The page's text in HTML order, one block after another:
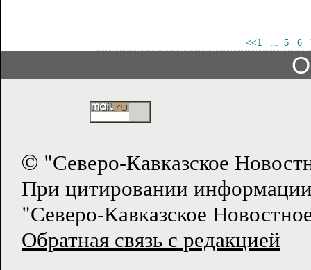
<<1 ... 5 6
О
© "Северо-Кавказское
При цитировании
"Северо-Кавказское
Обратная связь с редакцией